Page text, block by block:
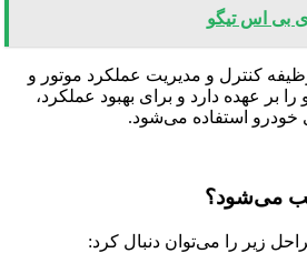
بی اس تیگو
کنترل و مدیریت عملکرد موتور و
بر عهده دارد و برای بهبود عملکرد،
خودرو استفاده می‌شود.
می‌شود؟
زیر را می‌توان دنبال کرد: